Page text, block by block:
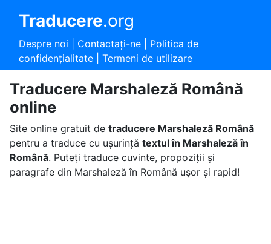
Traducere.org
Despre noi Contactaţi-ne| Politica de
confidențialitate| Termeni de utilizare
Traducere Marshaleză Română
online
Site online gratuit de traducere Marshaleză Română
pentru a traduce cu ușurință textul în Marshaleză în
Română. Puteți traduce cuvinte, propoziții și
paragrafe din Marshaleză în Română ușor și rapid!